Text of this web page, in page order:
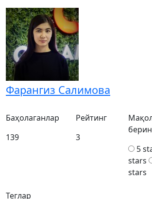
Фарангиз Салимова
Теглар
Баҳолаганлар
139
Рейтинг
3
5
stars
stars